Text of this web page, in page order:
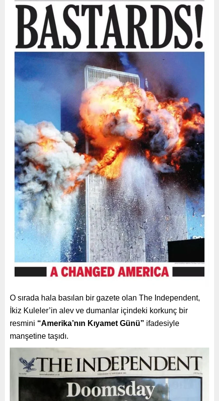
O sırada hala basılan bir gazete olan The Independent,
İkiz Kuleler’in alev ve dumanlar içindeki korkunç bir
resmini “Amerika’nın Kıyamet Günü” ifadesiyle
manşetine taşıdı.